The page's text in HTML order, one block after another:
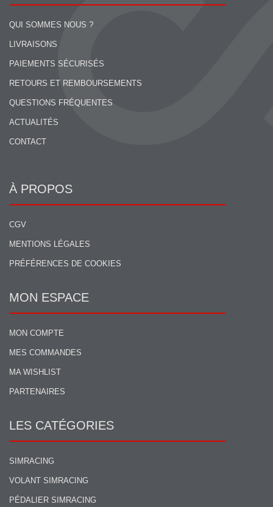
QUI SOMMES NOUS ?
LIVRAISONS
PAIEMENTS SÉCURISÉS
RETOURS ET REMBOURSEMENTS
QUESTIONS FRÉQUENTES
ACTUALITÉS
CONTACT
À PROPOS
CGV
MENTIONS LÉGALES
PRÉFÉRENCES DE COOKIES
MON ESPACE
MON COMPTE
MES COMMANDES
MA WISHLIST
PARTENAIRES
LES CATÉGORIES
SIMRACING
VOLANT SIMRACING
PÉDALIER SIMRACING